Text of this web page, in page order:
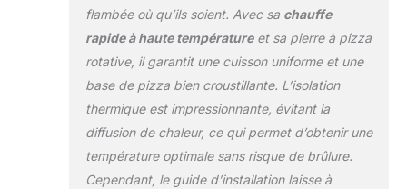
croustillants Design
plus compact : 48
cm x 38,5 cm x 57,5
cm / 19 kg / taille de
la pierre à pizza : 33
cm de diamètre
flambée où qu’ils soient. Avec sa chauffe
rapide à haute températureet sa pierre à pizza
rotative, il garantit une cuisson uniforme et une
base de pizza bien croustillante. L’isolation
thermique est impressionnante, évitant la
diffusion de chaleur, ce qui permet d’obtenir une
température optimale sans risque de brûlure.
Cependant, le guide d’installation laisse à